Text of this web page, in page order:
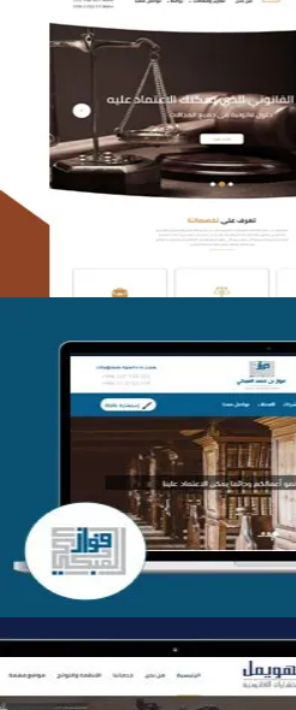
للمحاماة
للمحاماة